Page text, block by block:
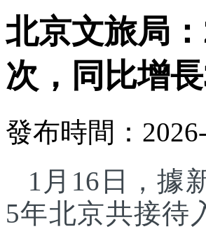
北京文旅局
次，同比增
發布時間：
1月16日，據
5年北京共接待